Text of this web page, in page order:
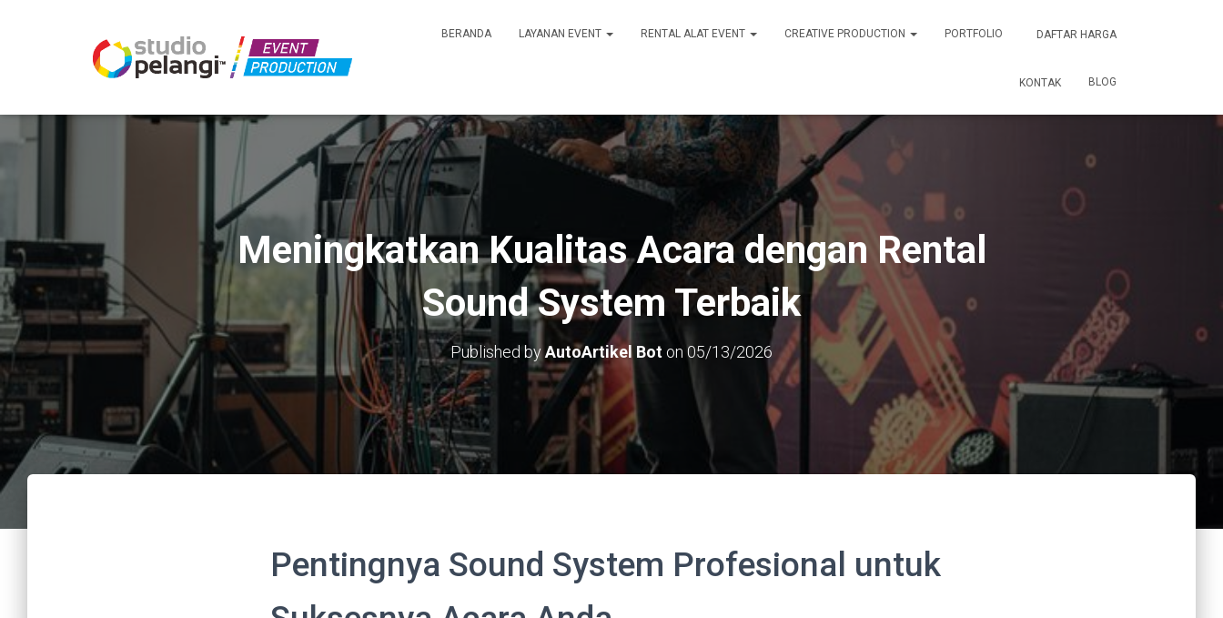
BERANDA LAYANAN EVENT RENTAL ALAT EVENT CREATIVE PRODUCTION PORTFOLIO DAFTAR HARGA
KONTAK BLOG
Meningkatkan Kualitas Acara dengan Rental
Sound System Terbaik
Published byAutoArtikel Bot on 05/13/2026
Pentingnya Sound System Profesional untuk